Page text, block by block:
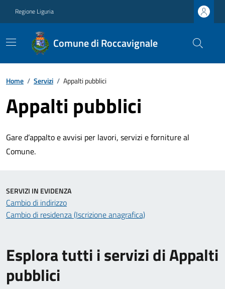
Regione Liguria
Comune di Roccavignale
Home / Servizi / Appalti pubblici
Appalti pubblici
Gare d’appalto e avvisi per lavori, servizi e forniture al
Comune.
Esplora tutti i servizi di Appalti
pubblici
SERVIZI IN EVIDENZA
Cambio di indirizzo
Cambio di residenza (Iscrizione anagrafica)